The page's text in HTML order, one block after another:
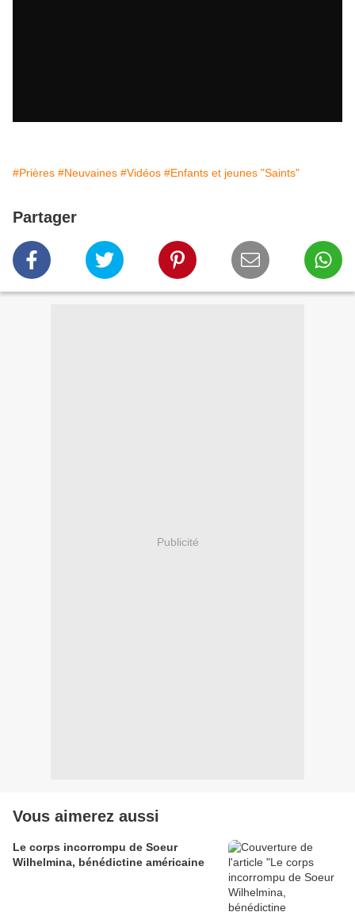
#Prières #Neuvaines #Vidéos #Enfants et jeunes "Saints"
Partager
Publicité
Vous aimerez aussi
Le corps incorrompu de Soeur
Wilhelmina, bénédictine américaine